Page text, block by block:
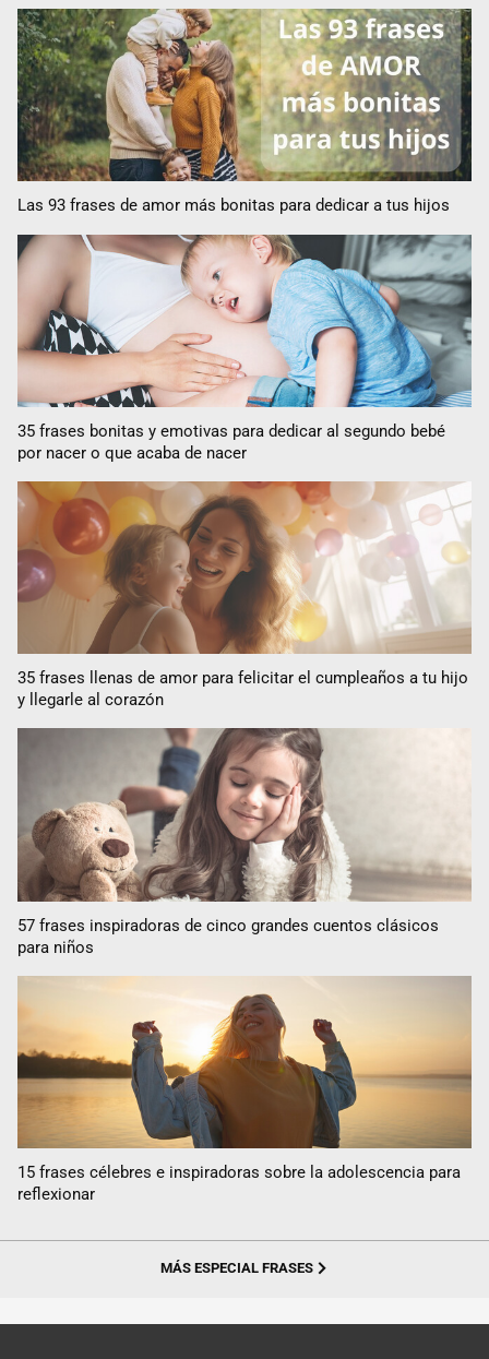
Las 93 frases de amor más bonitas para dedicar a tus hijos
35 frases bonitas y emotivas para dedicar al segundo bebé
por nacer o que acaba de nacer
35 frases llenas de amor para felicitar el cumpleaños a tu hijo
y llegarle al corazón
57 frases inspiradoras de cinco grandes cuentos clásicos
para niños
15 frases célebres e inspiradoras sobre la adolescencia para
reflexionar
MÁS ESPECIAL FRASES